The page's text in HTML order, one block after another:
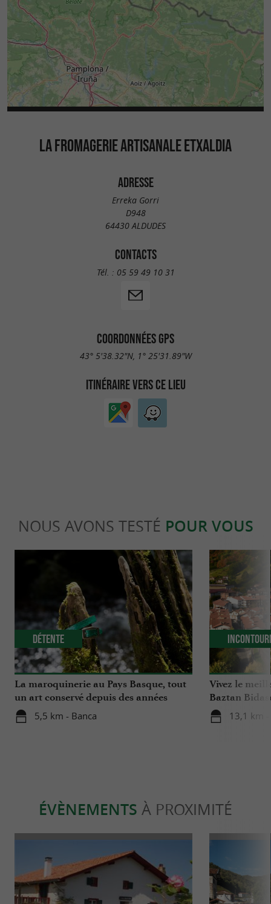
LA FROMAGERIE ARTISANALE ETXALDIA
ADRESSE
Erreka Gorri
D948
64430 ALDUDES
CONTACTS
Tél. : 05 59 49 10 31
COORDONNÉES GPS
43° 5'38.32"N, 1° 25'31.89"W
ITINÉRAIRE VERS CE LIEU
NOUS AVONS TESTÉ POUR VOUS
La maroquinerie au Pays Basque, tout
un art conservé depuis des années
5,5 km - Banca
Détente
Vivez le
Baztan
13,1 km -
ÉVÈNEMENTS À PROXIMITÉ